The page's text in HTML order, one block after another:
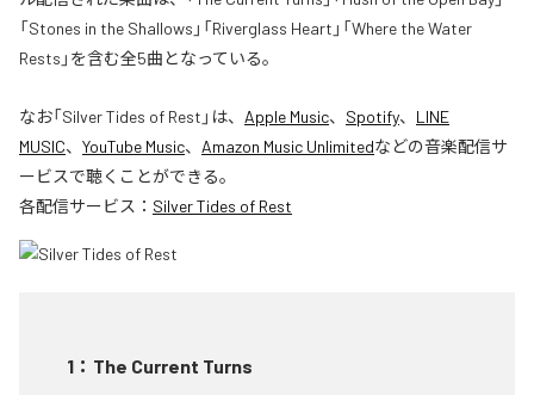
「Stones in the Shallows」「Riverglass Heart」「Where the Water
Rests」を含む全5曲となっている。
なお「Silver Tides of Rest 」は、 Apple Music、 Spotify、 LINE
MUSIC、 YouTube Music、 Amazon Music Unlimitedなどの音楽配信サ
ービスで聴くことができる。
各配信サービス： Silver Tides of Rest
1 ： The Current Turns